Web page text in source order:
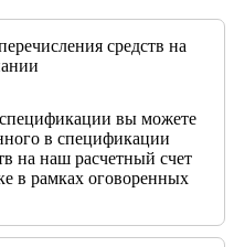
средств на
вы можете
в спецификации
на наш расчетный счет
в рамках оговоренных